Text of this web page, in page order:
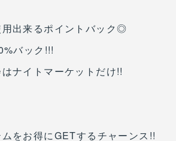
出来るポイントバック◎
バック!!!
ナイトマーケットだけ!!
をお得にGETするチャーンス!!